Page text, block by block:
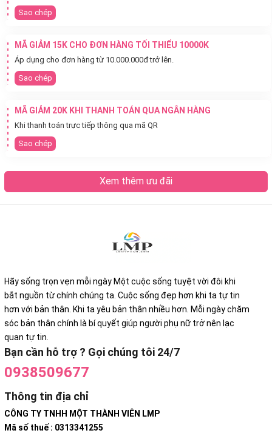
Sao chép
MÃ GIẢM 15K CHO ĐƠN HÀNG TỐI THIỂU 10000K
Áp dụng cho đơn hàng từ 10.000.000đ trở lên.
Sao chép
MÃ GIẢM 20K KHI THANH TOÁN QUA NGÂN HÀNG
Khi thanh toán trực tiếp thông qua mã QR
Sao chép
Xem thêm ưu đãi
Hãy sống trọn vẹn mỗi ngày Một cuộc sống tuyệt vời đôi khi
bắt nguồn từ chính chúng ta. Cuộc sống đẹp hơn khi ta tự tin
hơn với bản thân. Khi ta yêu bản thân nhiều hơn. Mỗi ngày chăm
sóc bản thân chính là bí quyết giúp người phụ nữ trở nên lạc
quan tự tin.
Bạn cần hỗ trợ ? Gọi chúng tôi 24/7
0938509677
Thông tin địa chỉ
CÔNG TY TNHH MỘT THÀNH VIÊN LMP
Mã số thuế : 0313341255